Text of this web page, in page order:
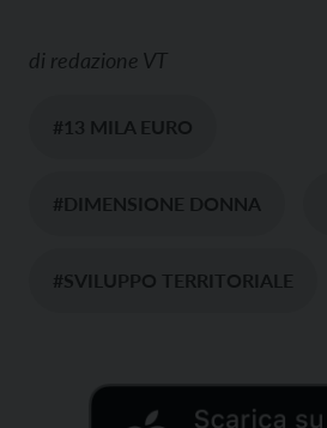
di redazione VT
#13 MILA EURO
#DIMENSIONE DONNA
#SVILUPPO TERRITORIALE